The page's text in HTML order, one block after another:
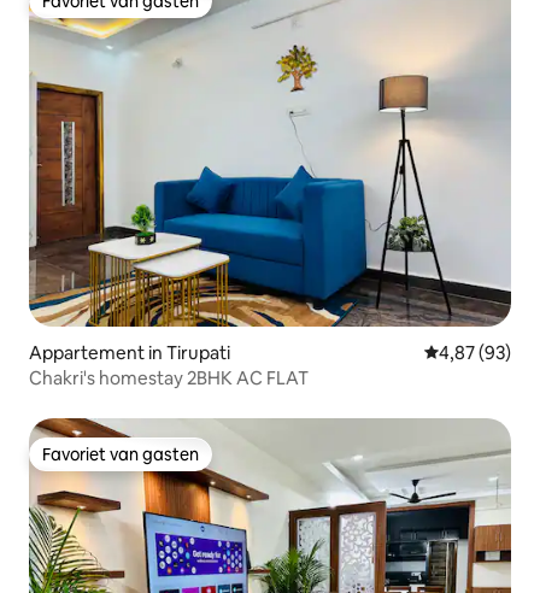
Favoriet van gasten
Appartement in Tirupati Gemiddelde
4,87 (93)
Chakri's homestay 2BHK AC FLAT
Favoriet van gasten
Favoriet van gasten